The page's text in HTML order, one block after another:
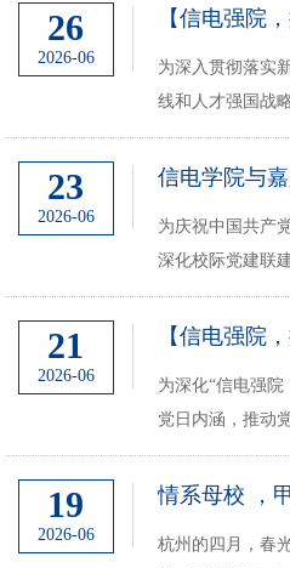
名师生欢聚一堂
26
2026-06
为深入贯彻落实
线和人才强国战
生职业素养与就
导广大学生在职
需求，2026年5月
学院在玉泉校区
23
2026-06
为庆祝中国共产
深化校际党建联
引领学科建设、
合，6月17日，
以“百年风华赓
心”为主题的党日
21
2026-06
为深化“信电强院
党日内涵，推动
业、产业前沿有
月5日，信息与通
支部组织学生前
19
2026-06
杭州的四月，春